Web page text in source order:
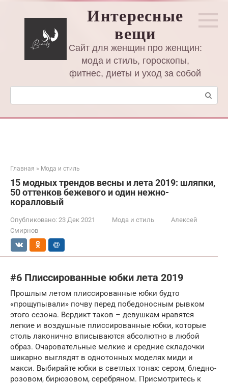
Интересные
вещи
Сайт для женщин про женщин:
мода и стиль, гороскопы,
фитнес, диеты и уход за собой
Поиск:
Главная » Мода и стиль
15 модных трендов весны и лета 2019: шляпки,
50 оттенков бежевого и один нежно-
коралловый
Опубликовано: 23 Дек 2021 Мода и стиль
Алексей
Смирнов
#6 Плиссированные юбки лета 2019
Прошлым летом плиссированные юбки будто
«прощупывали» почву перед победоносным рывком
этого сезона. Вердикт таков – девушкам нравятся
легкие и воздушные плиссированные юбки, которые
столь лаконично вписываются абсолютно в любой
образ. Очаровательные мелкие и средние складочки
шикарно выглядят в однотонных моделях миди и
макси. Выбирайте юбки в светлых тонах: сером, бледно-
розовом, бирюзовом, серебряном. Присмотритесь к